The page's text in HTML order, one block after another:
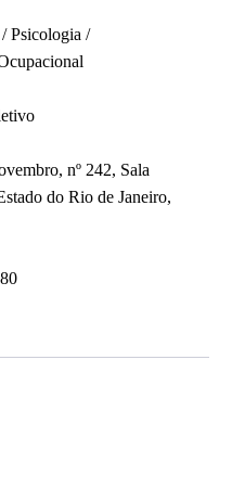
Psicologia /
nº 242, Sala
do Rio de Janeiro,